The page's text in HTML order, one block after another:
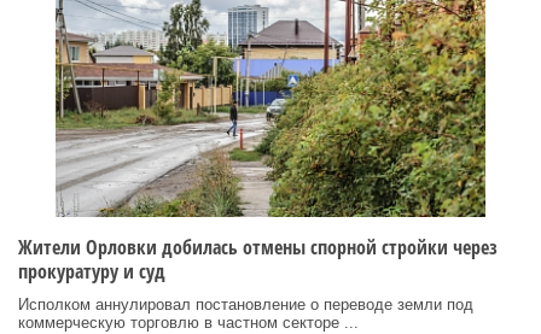
Жители Орловки добилась отмены спорной стройки через
прокуратуру и суд
Исполком аннулировал постановление о переводе земли под
коммерческую торговлю в частном секторе ...